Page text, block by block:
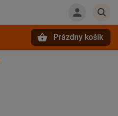
Prázdny košík